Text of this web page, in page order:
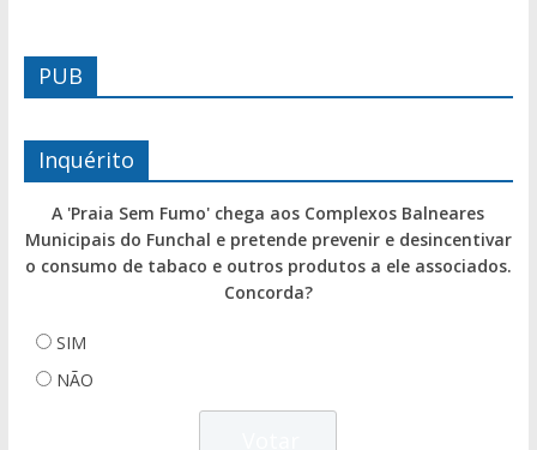
PUB
Inquérito
A 'Praia Sem Fumo' chega aos Complexos Balneares
Municipais do Funchal e pretende prevenir e desincentivar
o consumo de tabaco e outros produtos a ele associados.
Concorda?
SIM
NÃO